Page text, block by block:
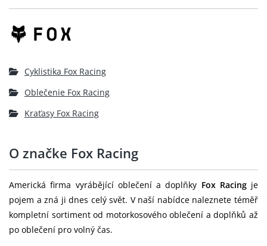
Cyklistika Fox Racing
Oblečenie Fox Racing
Kraťasy Fox Racing
O značke Fox Racing
Americká firma vyrábějící oblečení a doplňky Fox Racingje
pojem a zná ji dnes celý svět. V naší nabídce naleznete téměř
kompletní sortiment od motorkosového oblečení a doplňků až
po oblečení pro volný čas.